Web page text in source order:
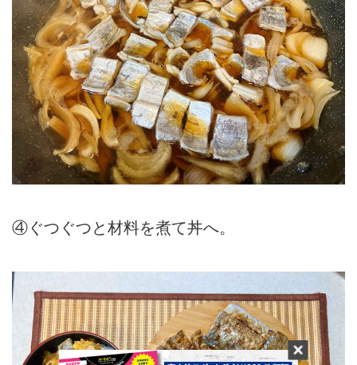
④ぐつぐつと材料を煮て丼へ。